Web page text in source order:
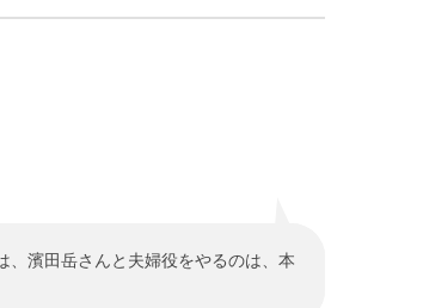
、濱田岳さんと夫婦役をやるのは、本